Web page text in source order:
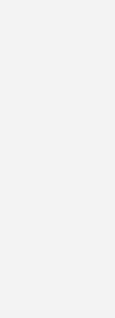
für lange
Lebensdauer:
ist, erklärt Nils